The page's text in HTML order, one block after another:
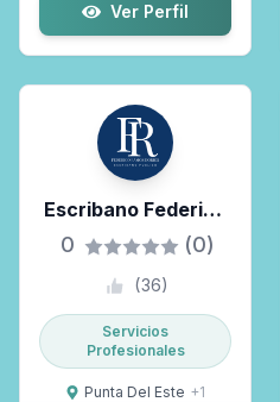
Ver Perfil
Escribano Federico
Ramos Dorios
0 (0)
(36)
Servicios
Profesionales
Punta Del Este +1